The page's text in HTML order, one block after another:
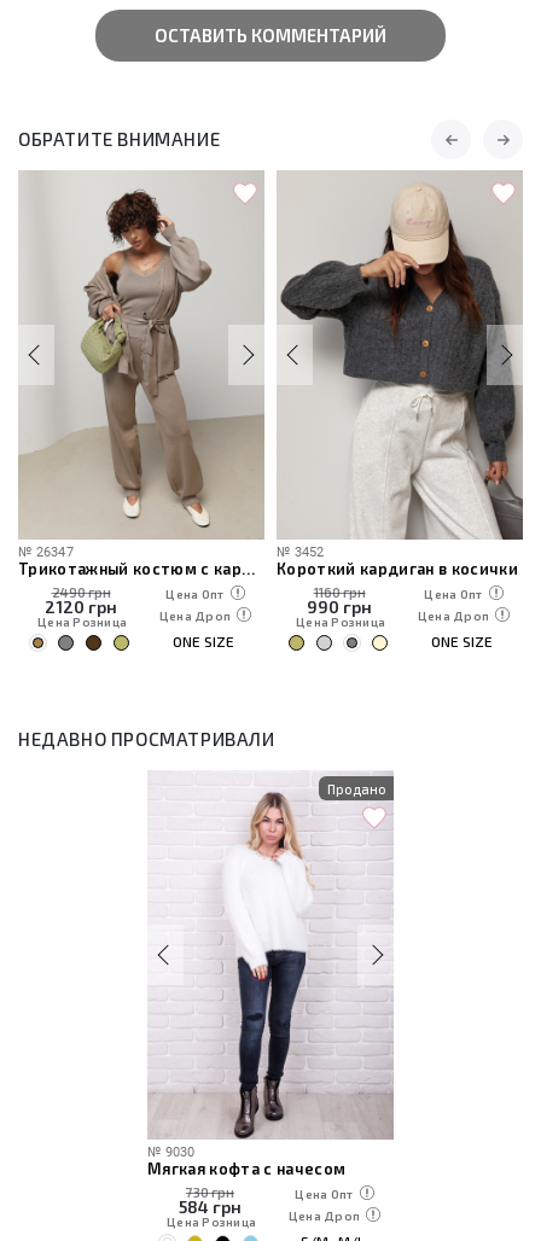
ОСТАВИТЬ КОММЕНТАРИЙ
ОБРАТИТЕ ВНИМАНИЕ
№ 26347
Трикотажный костюм с кардиганом, топом и брюками
2490 грн
2120 грн
Цена Розница
Цена Опт
Цена Дроп
ONE SIZE
№ 3452
Короткий кардиган в косички
1160 грн
990 грн
Цена Розница
Цена Опт
Цена Дроп
ONE SIZE
НЕДАВНО ПРОСМАТРИВАЛИ
Продано
№ 9030
Мягкая кофта с начесом
730 грн
584 грн
Цена Розница
Цена Опт
Цена Дроп